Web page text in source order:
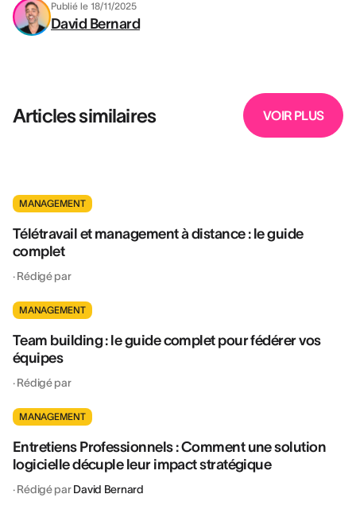
Publié le 18/11/2025
David Bernard
Articles similaires VOIR PLUS
MANAGEMENT
Télétravail et management à distance : le guide
complet
·Rédigé par
MANAGEMENT
Team building : le guide complet pour fédérer vos
équipes
·Rédigé par
MANAGEMENT
Entretiens Professionnels : Comment une solution
logicielle décuple leur impact stratégique
·Rédigé parDavid Bernard